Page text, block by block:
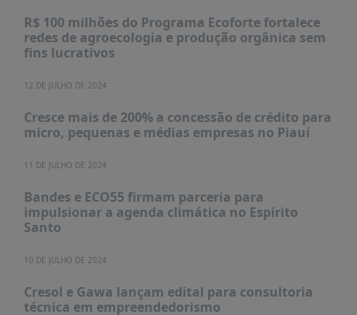
R$ 100 milhões do Programa Ecoforte fortalece
redes de agroecologia e produção orgânica sem
fins lucrativos
12 DE JULHO DE 2024
Cresce mais de 200% a concessão de crédito para
micro, pequenas e médias empresas no Piauí
11 DE JULHO DE 2024
Bandes e ECO55 firmam parceria para
impulsionar a agenda climática no Espírito
Santo
10 DE JULHO DE 2024
Cresol e Gawa lançam edital para consultoria
técnica em empreendedorismo